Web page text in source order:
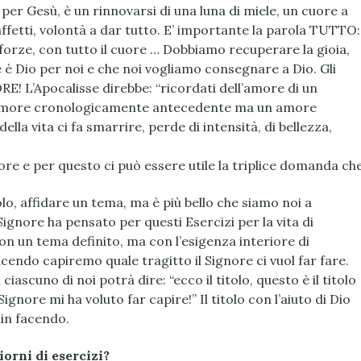
Gesù, è un rinnovarsi di una luna di miele, un cuore a
volontà a dar tutto. E’ importante la parola TUTTO:
con tutto il cuore … Dobbiamo recuperare la gioia,
Dio per noi e che noi vogliamo consegnare a Dio. Gli
L’Apocalisse direbbe: “ricordati dell’amore di un
cronologicamente antecedente ma un amore
vita ci fa smarrire, perde di intensità, di bellezza,
e per questo ci può essere utile la triplice domanda
affidare un tema, ma è più bello che siamo noi a
ha pensato per questi Esercizi per la vita di
un tema definito, ma con l’esigenza interiore di
capiremo quale tragitto il Signore ci vuol far fare.
di noi potrà dire: “ecco il titolo, questo è il titolo
mi ha voluto far capire!” Il titolo con l’aiuto di Dio
facendo.
di esercizi?